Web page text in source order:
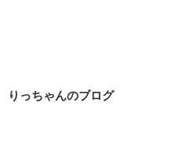
りっちゃんのブログ